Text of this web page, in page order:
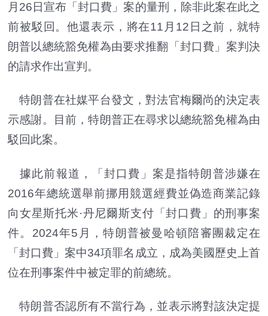
月26日宣布「封口費」案的量刑，除非此案在此之
前被駁回。他還表示，將在11月12日之前，就特
朗普以總統豁免權為由要求推翻「封口費」案判決
的請求作出宣判。
特朗普在社媒平台發文，對法官梅爾尚的決定表
示感謝。目前，特朗普正在尋求以總統豁免權為由
駁回此案。
據此前報道，「封口費」案是指特朗普涉嫌在
2016年總統選舉前挪用競選經費並偽造商業記錄
向女星斯托米·丹尼爾斯支付「封口費」的刑事案
件。2024年5月，特朗普被曼哈頓陪審團裁定在
「封口費」案中34項罪名成立，成為美國歷史上首
位在刑事案件中被定罪的前總統。
特朗普否認所有不當行為，並表示將對該決定提